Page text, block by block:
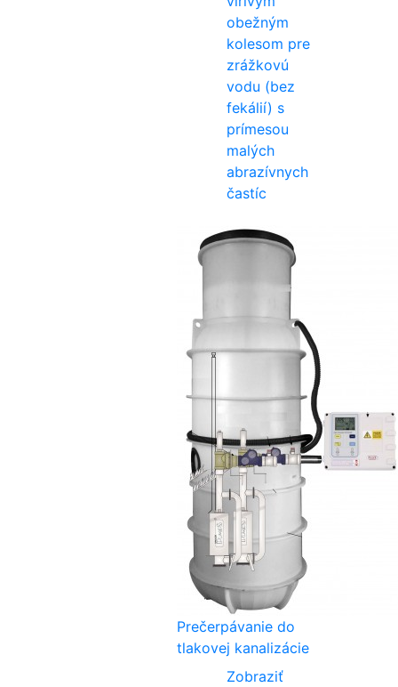
obežným
kolesom pre
zrážkovú
vodu (bez
fekálií) s
prímesou
malých
abrazívnych
častíc
Prečerpávanie do
tlakovej kanalizácie
Zobraziť